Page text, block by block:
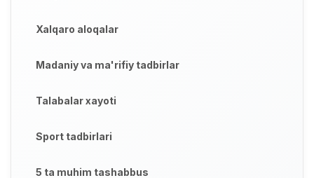
Xalqaro aloqalar
Madaniy va ma'rifiy tadbirlar
Talabalar xayoti
Sport tadbirlari
5 ta muhim tashabbus